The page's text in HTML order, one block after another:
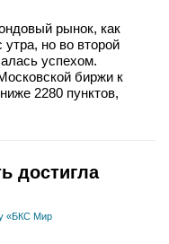
рынок, как
но во второй
успехом.
биржи к
2280 пунктов,
достигла
«БКС Мир